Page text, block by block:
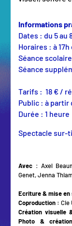
Informations
Dates : du 5 au
Horaires : à 17h
Séance
Séance
Tarifs : 18 € /
Public : à partir
Durée : 1 heure
Spectacle sur-
Avec : Axel
Genet, Jenna
Ecriture & mise en
Coproduction :Cie
Création visuelle
Photo &